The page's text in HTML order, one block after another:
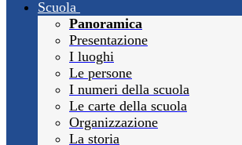
Scuola
Panoramica
Presentazione
I luoghi
Le persone
I numeri della scuola
Le carte della scuola
Organizzazione
La storia